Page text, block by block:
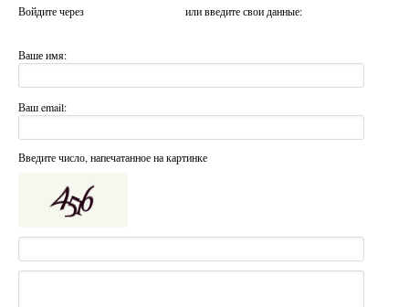
Войдите через или введите свои данные:
Ваше имя:
Ваш email:
Введите число, напечатанное на картинке